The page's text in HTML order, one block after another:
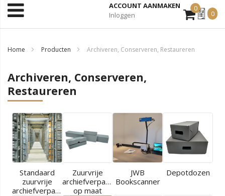
ACCOUNT AANMAKEN
Inloggen
0Mijn
Offerte
0
Home Producten Archiveren, Conserveren, Restaureren
Archiveren, Conserveren,
Restaureren
Standaard
zuurvrije
archiefverpakkingen
Zuurvrije
archiefverpakkingen
op maat
JWB
Bookscanner
Depotdozen